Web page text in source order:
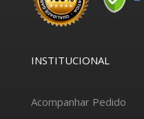
INSTITUCIONAL
Acompanhar Pedido